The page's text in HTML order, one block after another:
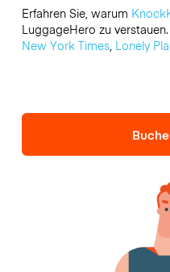
Erfahren Sie, warum
LuggageHero zu
New York Times, Lonely